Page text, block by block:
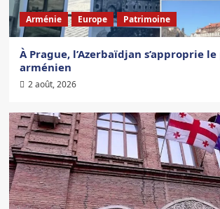
Arménie Europe Patrimoine
À Prague, l’Azerbaïdjan s’approprie
arménien
2 août, 2026